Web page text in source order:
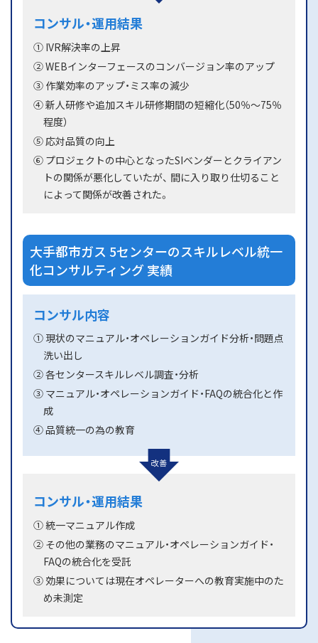
コンサル・運用結果
① IVR解決率の上昇
② WEBインターフェースのコンバージョン率のアップ
③ 作業効率のアップ・ミス率の減少
④ 新人研修や追加スキル研修期間の短縮化（50％～75％
程度）
⑤ 応対品質の向上
⑥ プロジェクトの中心となったSIベンダーとクライアン
トの関係が悪化していたが、 間に入り取り仕切ること
によって関係が改善された。
大手都市ガス 5センターのスキルレベル統一
化コンサルティング 実績
コンサル内容
① 現状のマニュアル・オペレーションガイド分析・問題点
洗い出し
② 各センタースキルレベル調査・分析
③ マニュアル・オペレーションガイド・FAQの統合化と作
成
④ 品質統一の為の教育
コンサル・運用結果
① 統一マニュアル作成
② その他の業務のマニュアル・オペレーションガイド・
FAQの統合化を受託
③ 効果については現在オペレーターへの教育実施中のた
め未測定